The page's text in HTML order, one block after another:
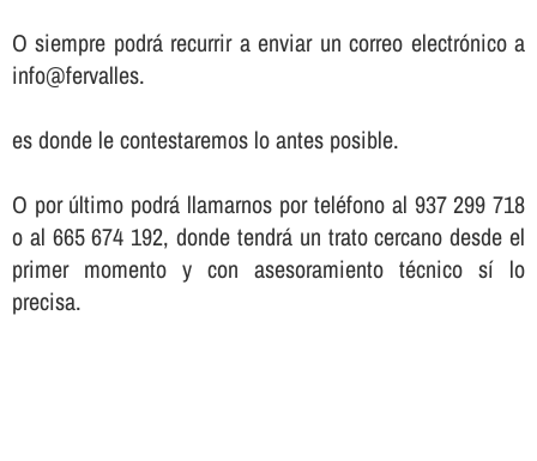
O siempre podrá recurrir a enviar un correo electrónico a
info@fervalles.
es donde le contestaremos lo antes posible.
O por último podrá llamarnos por teléfono al 937 299 718
o al 665 674 192, donde tendrá un trato cercano desde el
primer momento y con asesoramiento técnico sí­ lo
precisa.